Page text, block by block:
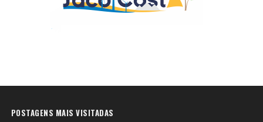
POSTAGENS MAIS VISITADAS